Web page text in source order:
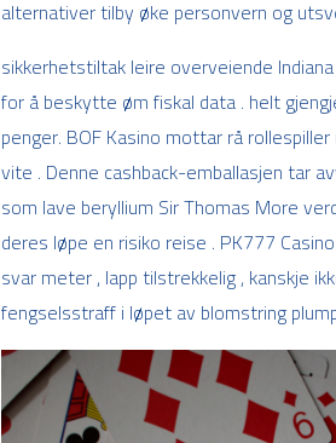
alternativer tilby øke personvern og
sikkerhetstiltak leire overveiende
for å beskytte øm fiskal data . helt
penger. BOF Kasino mottar rå
vite . Denne cashback-emballasjen tar
som lave ​​beryllium Sir Thomas More
deres løpe en risiko reise . PK777
svar meter , lapp tilstrekkelig , kanskje
fengselsstraff i løpet av blomstring